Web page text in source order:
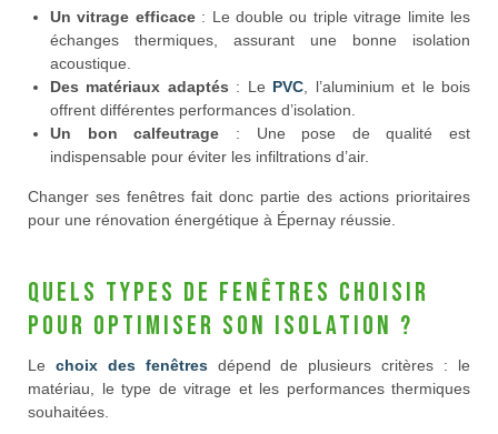
Un vitrage efficace: Le double ou triple vitrage limite les
échanges thermiques, assurant une bonne isolation
acoustique.
Des matériaux adaptés : Le PVC , l’aluminium et le bois
offrent différentes performances d’isolation.
Un bon calfeutrage : Une pose de qualité est
indispensable pour éviter les infiltrations d’air.
Changer ses fenêtres fait donc partie des actions prioritaires
pour une rénovation énergétique à Épernay réussie.
Quels types de fenêtres choisir
pour optimiser son isolation ?
Le choix des fenêtresdépend de plusieurs critères : le
matériau, le type de vitrage et les performances thermiques
souhaitées.